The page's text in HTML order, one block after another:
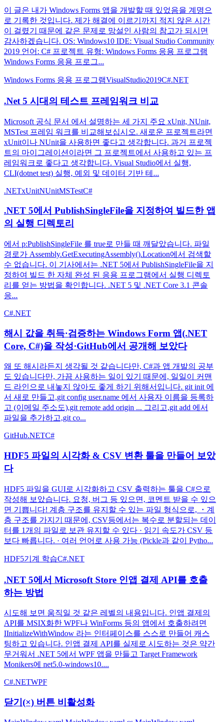
이 글은 내가 Windows Forms 앱을 개발할 때 있었음을 계명으
로 기록한 것입니다. 제가 해결에 이르기까지 적지 않은 시간
이 걸렸기 때문에 같은 문제로 망설인 사람의 참고가 되시면
감사하겠습니다. OS: Windows10 IDE: Visual Studio Community
2019 언어: C# 프로젝트 유형: Windows Forms 응용 프로그램
Windows Forms 응용 프로그...
Windows Forms 응용 프로그램VisualStudio2019C#.NET
.Net 5 시대의 테스트 프레임워크 비교
Microsoft 공식 문서 에서 설명하는 세 가지 주요 xUnit, NUnit,
MSTest 프레임 워크를 비교해보십시오. 새로운 프로젝트라면
xUnit이나 NUnit을 사용하면 좋다고 생각합니다. 과거 프로젝
트의 마이그레이션이라면 그 프로젝트에서 사용하고 있는 프
레임워크로 좋다고 생각합니다. Visual Studio에서 실행,
CLI(dotnet test) 실행, 예외 및 데이터 기반 테...
.NETxUnitNUnitMSTestC#
.NET 5에서 PublishSingleFile을 지정하여 빌드한 앱
의 실행 디렉토리
에서 p:PublishSingleFile 를 true로 만들 때 깨달았습니다. 파일
경로가 Assembly.GetExecutingAssembly().Location에서 검색할
수 없습니다. 이 기사에서는 .NET 5에서 PublishSingleFile을 지
정하여 빌드 한 자체 완성 된 응용 프로그램에서 실행 디렉토
리를 얻는 방법을 확인합니다. .NET 5 및 .NET Core 3.1 콘솔
응...
C#.NET
해시 값을 취득·검증하는 Windows Form 앱(.NET
Core, C#)을 작성·GitHub에서 공개해 보았다
왜 또 해시라든지 생각될 것 같습니다만, C#과 앱 개발의 공부
도 있습니다만, 가끔 사용하는 일이 있기 때문에, 일일이 커맨
드 라인으로 내놓지 않아도 좋게 하기 위해서입니다. git init 에
서 새로 만들고,git config user.name 에서 사용자 이름을 등록하
고 (이메일 주소도),git remote add origin ... 그리고,git add 에서
파일을 추가하고,git co...
GitHub.NETC#
HDF5 파일의 시각화 & CSV 변환 툴을 만들어 보았
다
HDF5 파일을 GUI로 시각화하고 CSV 출력하는 툴을 C#으로
작성해 보았습니다. 요청, 버그 등 있으면, 코멘트 받을 수 있으
면 기쁩니다! 계층 구조를 유지할 수 있는 파일 형식으로, ・계
층 구조를 가지기 때문에, CSV등에서는 복수로 분할되는 데이
터를 1개의 파일로 보관 유지할 수 있다 · 읽기 속도가 CSV 등
보다 빠릅니다. · 여러 언어로 사용 가능 (Pickle과 같이 Pytho...
HDF5기계 학습C#.NET
.NET 5에서 Microsoft Store 인앱 결제 API를 호출
하는 방법
시도해 보면 움직일 것 같은 레벨의 내용입니다. 인앱 결제의
API를 MSIX화한 WPF나 WinForms 등의 앱에서 호출하려면
IInitializeWithWindow 라는 인터페이스를 스스로 만들어 캐스
팅하고 있습니다. 인앱 결제 API를 실제로 시도하는 것은 약간
무거워서 .NET 5에서 WPF 앱을 만들고 Target Framework
Monikers에 net5.0-windows10....
C#.NETWPF
닫기(×) 버튼 비활성화